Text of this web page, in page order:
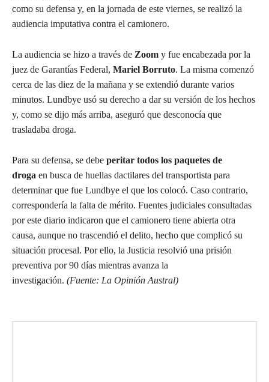
como su defensa y, en la jornada de este viernes, se realizó la
audiencia imputativa contra el camionero.
La audiencia se hizo a través de Zoom y fue encabezada por la
juez de Garantías Federal, Mariel Borruto. La misma comenzó
cerca de las diez de la mañana y se extendió durante varios
minutos. Lundbye usó su derecho a dar su versión de los hechos
y, como se dijo más arriba, aseguró que desconocía que
trasladaba droga.
Para su defensa, se debe peritar todos los paquetes de
droga en busca de huellas dactilares del transportista para
determinar que fue Lundbye el que los colocó. Caso contrario,
correspondería la falta de mérito. Fuentes judiciales consultadas
por este diario indicaron que el camionero tiene abierta otra
causa, aunque no trascendió el delito, hecho que complicó su
situación procesal. Por ello, la Justicia resolvió una prisión
preventiva por 90 días mientras avanza la
investigación. (Fuente: La Opinión Austral)